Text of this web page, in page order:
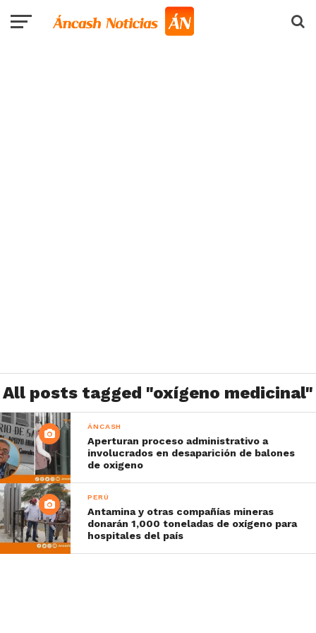
All posts tagged "oxígeno medicinal"
ÁNCASH
Aperturan proceso administrativo a
involucrados en desaparición de balones
de oxigeno
PERÚ
Antamina y otras compañías mineras
donarán 1,000 toneladas de oxígeno para
hospitales del país